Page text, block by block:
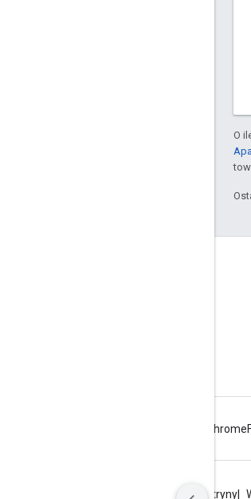
O
Chrome
Warunki korzystania z witryny